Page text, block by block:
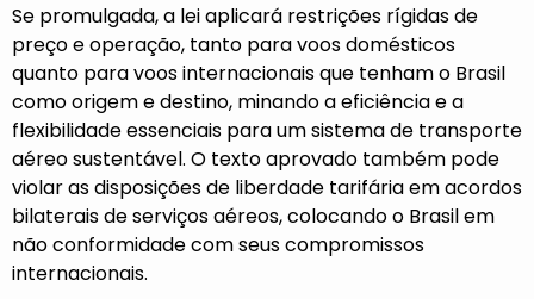
Se promulgada, a lei aplicará restrições rígidas de
preço e operação, tanto para voos domésticos
quanto para voos internacionais que tenham o Brasil
como origem e destino, minando a eficiência e a
flexibilidade essenciais para um sistema de transporte
aéreo sustentável. O texto aprovado também pode
violar as disposições de liberdade tarifária em acordos
bilaterais de serviços aéreos, colocando o Brasil em
não conformidade com seus compromissos
internacionais.